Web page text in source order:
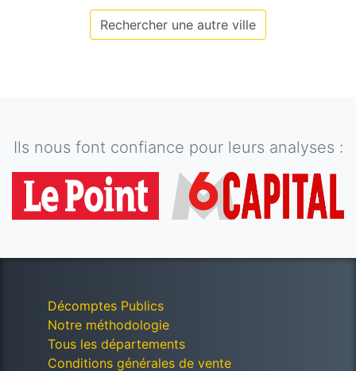
Rechercher une autre ville
Ils nous font confiance pour leurs analyses :
Décomptes Publics
Notre méthodologie
Tous les départements
Conditions générales de vente